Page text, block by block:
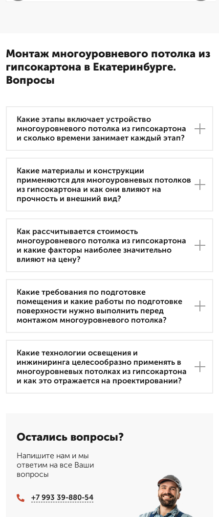
Монтаж многоуровневого потолка из
гипсокартона в Екатеринбурге.
Вопросы
Какие этапы включает устройство
многоуровневого потолка из гипсокартона
и сколько времени занимает каждый этап?
Какие материалы и конструкции
применяются для многоуровневых потолков
из гипсокартона и как они влияют на
прочность и внешний вид?
Как рассчитывается стоимость
многоуровневого потолка из гипсокартона
и какие факторы наиболее значительно
влияют на цену?
Какие требования по подготовке
помещения и какие работы по подготовке
поверхности нужно выполнить перед
монтажом многоуровневого потолка?
Какие технологии освещения и
инжиниринга целесообразно применять в
многоуровневых потолках из гипсокартона
и как это отражается на проектировании?
Остались вопросы?
Напишите нам и мы
ответим на все Ваши
вопросы
+7 993 39-880-54